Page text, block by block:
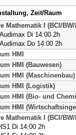
Zeit/Raum
Mathematik I (BCI/
Di 14:00 2h
Do 14:00 2h
HMI
HMI (Bauwesen)
HMI (Maschinenbau)
HMI (Logistik)
HMI (Bio- und
HMI
Mathematik I (BCI/
Di 14:00 2h